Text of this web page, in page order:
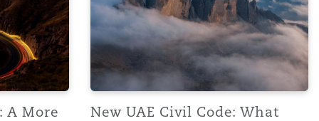
A More
New UAE Civil Code: What